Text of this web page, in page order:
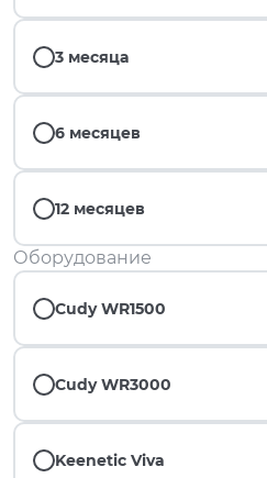
3 месяца
6 месяцев
12 месяцев
Оборудование
Cudy WR1500
Cudy WR3000
Keenetic Viva